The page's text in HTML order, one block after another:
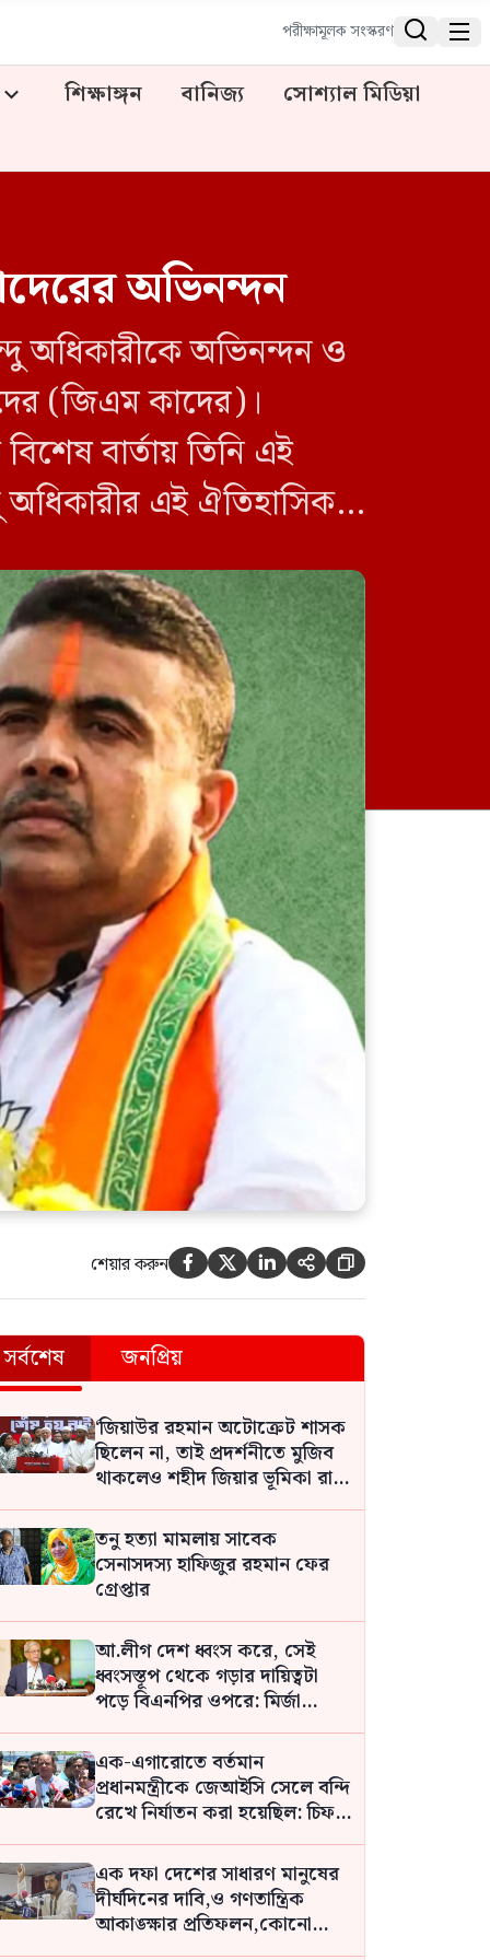
পরীক্ষামূলক সংস্করণ  
শিক্ষাঙ্গন বানিজ্য
সোশ্যাল মিডিয়া
অভিনন্দন
অধিকারীকে অভিনন্দন ও
(জিএম কাদের)।
বার্তায় তিনি এই
এই ঐতিহাসিক
শেয়ার করুন     
সর্বশেষ জনপ্রিয়
‘জিয়াউর রহমান অটোক্রেট শাসক
ছিলেন না, তাই প্রদর্শনীতে মুজিব
থাকলেও শহীদ জিয়ার ভূমিকা রাখা
হয়নি: জামায়াতের আমির
তনু হত্যা মামলায় সাবেক
সেনাসদস্য হাফিজুর রহমান ফের
গ্রেপ্তার
আ.লীগ দেশ ধ্বংস করে, সেই
ধ্বংসস্তূপ থেকে গড়ার দায়িত্বটা
পড়ে বিএনপির ওপরে: মির্জা
ফখরুল
এক-এগারোতে বর্তমান
প্রধানমন্ত্রীকে জেআইসি সেলে বন্দি
রেখে নির্যাতন করা হয়েছিল: চিফ
প্রসিকিউটর
এক দফা দেশের সাধারণ মানুষের
দীর্ঘদিনের দাবি,ও গণতান্ত্রিক
আকাঙ্ক্ষার প্রতিফলন,কোনো
ব্যক্তির দেওয়া নয়: নুর